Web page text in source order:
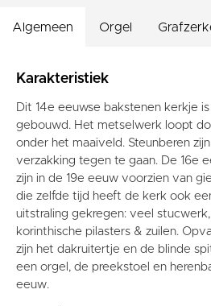
Foto's
Doneer
Contact
Vaktaal
Algemeen Orgel
Karakteristiek
Dit 14e eeuwse bakstenen kerkje
gebouwd. Het metselwerk loopt
onder het maaiveld. Steunberen
verzakking tegen te gaan. De 16e
zijn in de 19e eeuw voorzien van
die zelfde tijd heeft de kerk ook
uitstraling gekregen: veel
korinthische pilasters & zuilen.
zijn het dakruitertje en de blinde
een orgel, de preekstoel en
eeuw.